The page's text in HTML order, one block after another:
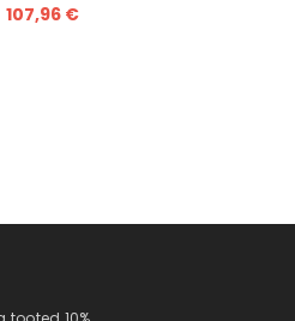
107,96 €